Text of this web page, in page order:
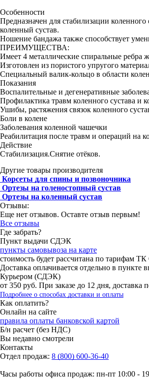
Особенности
Предназначен для стабилизации
коленный сустав.
Ношение бандажа также способствует
ПРЕИМУЩЕСТВА:
Имеет 4 металлические спиральные ребра
Изготовлен из пористого упругого
Специальный валик-кольцо в области
Показания
Воспалительные и дегенеративные
Профилактика травм коленного сустава и
Ушибы, растяжения связок коленного
Боли в колене
Заболевания коленной чашечки
Реабилитация после травм и операций на
Действие
Стабилизация.Снятие отёков.
Другие товары производителя
Корсеты для спины и позвоночника
Ортезы на голеностопный сустав
Ортезы на коленный сустав
Отзывы:
Еще нет отзывов. Оставте отзыв первым!
Все отзывы
Где забрать?
Пункт выдачи СДЭК
пункты самовывоза на карте
стоимость будет рассчитана по тарифам
Доставка оплачивается отдельно в пункте
Курьером (СДЭК)
от 350 руб. При заказе до 12 дня,
Подробнее о способах доставки и оплаты
Как оплатить?
Онлайн на сайте
правила оплаты банковской картой
Б/н расчет (без НДС)
Вы недавно смотрели
Контакты
Отдел продаж: 8 (800) 600-36-40
Часы работы офиса продаж: пн-пт 10:00 -